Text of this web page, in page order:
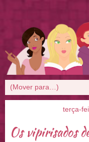
terça-
Os vipirisados